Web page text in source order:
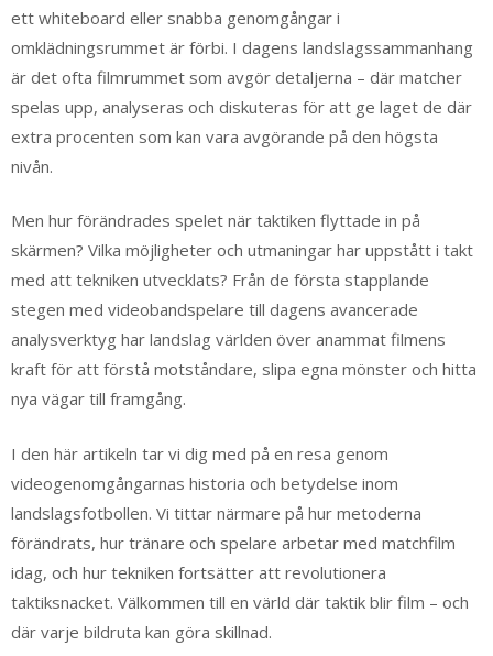
ett whiteboard eller snabba genomgångar i
omklädningsrummet är förbi. I dagens landslagssammanhang
är det ofta filmrummet som avgör detaljerna – där matcher
spelas upp, analyseras och diskuteras för att ge laget de där
extra procenten som kan vara avgörande på den högsta
nivån.
Men hur förändrades spelet när taktiken flyttade in på
skärmen? Vilka möjligheter och utmaningar har uppstått i takt
med att tekniken utvecklats? Från de första stapplande
stegen med videobandspelare till dagens avancerade
analysverktyg har landslag världen över anammat filmens
kraft för att förstå motståndare, slipa egna mönster och hitta
nya vägar till framgång.
I den här artikeln tar vi dig med på en resa genom
videogenomgångarnas historia och betydelse inom
landslagsfotbollen. Vi tittar närmare på hur metoderna
förändrats, hur tränare och spelare arbetar med matchfilm
idag, och hur tekniken fortsätter att revolutionera
taktiksnacket. Välkommen till en värld där taktik blir film – och
där varje bildruta kan göra skillnad.